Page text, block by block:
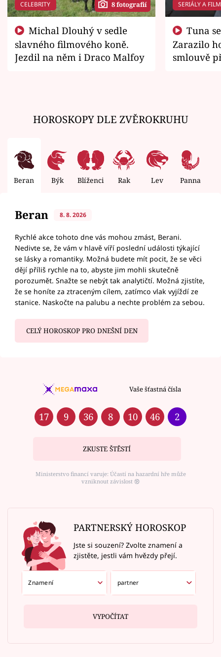
CELEBRITY 8 fotografií
slavného filmového koně.
Jezdil na něm i Draco Malfoy
SERIÁLY A
Zarazilo
smlouvě
HOROSKOPY DLE ZVĚROKRUHU
Beran Býk Blíženci Rak Lev Panna
Beran 8. 8. 2026
Rychlé akce tohoto dne vás mohou zmást, Berani.
Nedivte se, že vám v hlavě víří poslední události týkající
se lásky a romantiky. Možná budete mít pocit, že se věci
dějí příliš rychle na to, abyste jim mohli skutečně
porozumět. Snažte se nebýt tak analytičtí. Možná zjistíte,
že se honíte za ztraceným cílem, zatímco vlak vyjíždí ze
stanice. Naskočte na palubu a nechte problém za sebou.
CELÝ HOROSKOP PRO DNEŠNÍ DEN
Vaše šťastná čísla
17 9 36 8 10 46 2
ZKUSTE ŠTĚSTÍ
Ministerstvo financí varuje: Účastí na hazardní hře může
vzniknout závislost ⑱
PARTNERSKÝ HOROSKOP
Jste si souzení? Zvolte znamení a
zjistěte, jestli vám hvězdy přejí.
VYPOČÍTAT